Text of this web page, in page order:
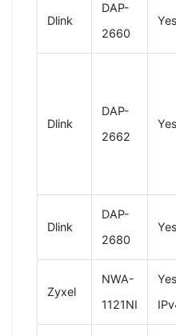
Dlink
DAP-
2660
Yes
Dlink
DAP-
2662
Yes
Dlink
DAP-
2680
Yes
Zyxel
NWA-
1121NI